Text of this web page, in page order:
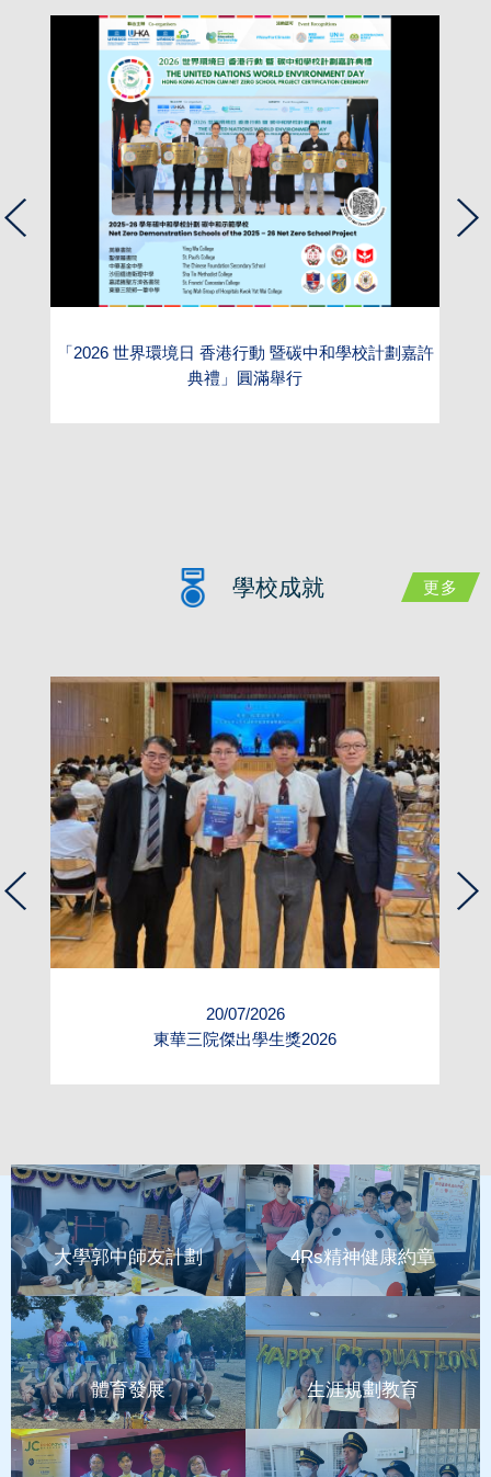
「2026 世界環境日 香港行動 暨碳中和學校計劃嘉許
典禮」圓滿舉行
更多
學校成就
20/07/2026
東華三院傑出學生獎2026
大學郭中師友計劃 4Rs精神健康約章
體育發展 生涯規劃教育